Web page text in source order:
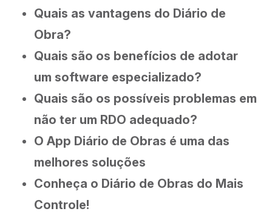
Quais as vantagens do Diário de
Obra?
Quais são os benefícios de adotar
um software especializado?
Quais são os possíveis problemas em
não ter um RDO adequado?
O App Diário de Obras é uma das
melhores soluções
Conheça o Diário de Obras do Mais
Controle!